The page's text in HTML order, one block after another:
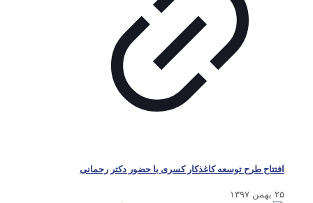
افتتاح طرح توسعه کاغذکار کسری با حضور دکتر رحمانی
۲۵ بهمن ۱۳۹۷